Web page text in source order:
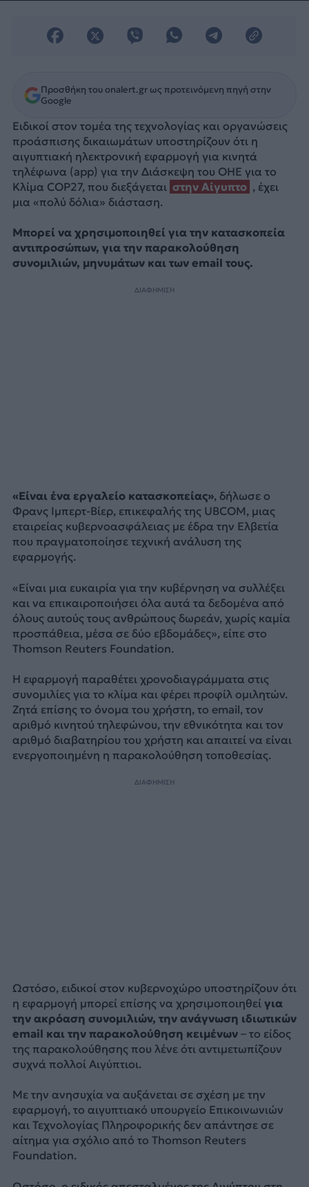
Προσθήκη του onalert.gr ως προτεινόμενη πηγή στην
Google
Ειδικοί στον τομέα της τεχνολογίας και οργανώσεις
προάσπισης δικαιωμάτων υποστηρίζουν ότι η
αιγυπτιακή ηλεκτρονική εφαρμογή για κινητά
τηλέφωνα (app) για την Διάσκεψη του ΟΗΕ για το
Κλίμα COP27, που διεξάγεται στην Αίγυπτο , έχει
μια «πολύ δόλια» διάσταση.
Μπορεί να χρησιμοποιηθεί για την κατασκοπεία
αντιπροσώπων, για την παρακολούθηση
συνομιλιών, μηνυμάτων και των email τους.
ΔΙΑΦΗΜΙΣΗ
«Είναι ένα εργαλείο κατασκοπείας», δήλωσε ο
Φρανς Ιμπερτ-Βίερ, επικεφαλής της UBCOM, μιας
εταιρείας κυβερνοασφάλειας με έδρα την Ελβετία
που πραγματοποίησε τεχνική ανάλυση της
εφαρμογής.
«Είναι μια ευκαιρία για την κυβέρνηση να συλλέξει
και να επικαιροποιήσει όλα αυτά τα δεδομένα από
όλους αυτούς τους ανθρώπους δωρεάν, χωρίς καμία
προσπάθεια, μέσα σε δύο εβδομάδες», είπε στο
Thomson Reuters Foundation.
Η εφαρμογή παραθέτει χρονοδιαγράμματα στις
συνομιλίες για το κλίμα και φέρει προφίλ ομιλητών.
Ζητά επίσης το όνομα του χρήστη, το email, τον
αριθμό κινητού τηλεφώνου, την εθνικότητα και τον
αριθμό διαβατηρίου του χρήστη και απαιτεί να είναι
ενεργοποιημένη η παρακολούθηση τοποθεσίας.
ΔΙΑΦΗΜΙΣΗ
Ωστόσο, ειδικοί στον κυβερνοχώρο υποστηρίζουν ότι
η εφαρμογή μπορεί επίσης να χρησιμοποιηθεί για
την ακρόαση συνομιλιών, την ανάγνωση ιδιωτικών
email και την παρακολούθηση κειμένων– το είδος
της παρακολούθησης που λένε ότι αντιμετωπίζουν
συχνά πολλοί Αιγύπτιοι.
Με την ανησυχία να αυξάνεται σε σχέση με την
εφαρμογή, το αιγυπτιακό υπουργείο Επικοινωνιών
και Τεχνολογίας Πληροφορικής δεν απάντησε σε
αίτημα για σχόλιο από το Thomson Reuters
Foundation.